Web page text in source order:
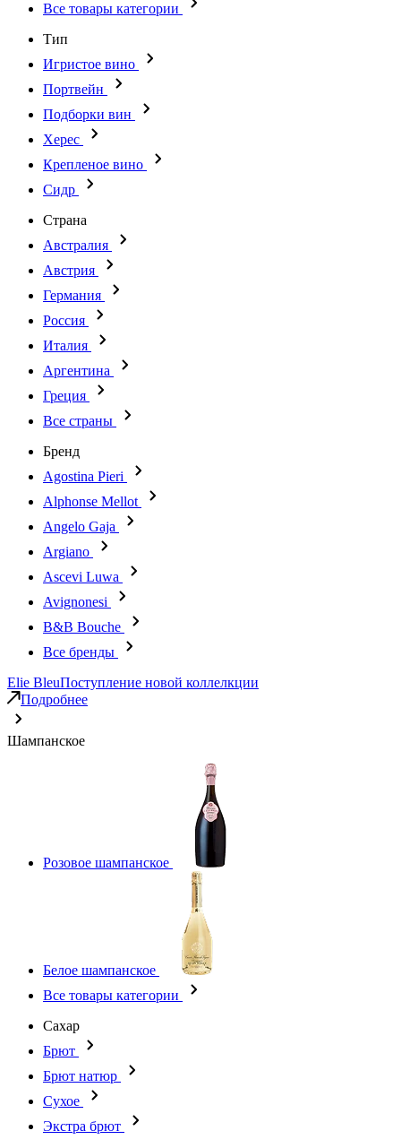
Все товары категории
Тип
Игристое вино
Портвейн
Подборки вин
Херес
Крепленое вино
Сидр
Страна
Австралия
Австрия
Германия
Россия
Италия
Аргентина
Греция
Все страны
Бренд
Agostina Pieri
Alphonse Mellot
Angelo Gaja
Argiano
Ascevi Luwa
Avignonesi
B&B Bouche
Все бренды
Elie BleuПоступление новой коллелкции
Подробнее
Шампанское
Розовое шампанское
Белое шампанское
Все товары категории
Сахар
Брют
Брют натюр
Сухое
Экстра брют